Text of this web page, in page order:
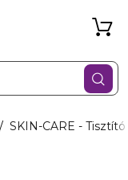
SKIN-CARE -